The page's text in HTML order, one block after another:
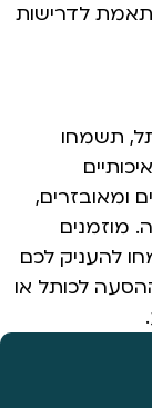
לדרישות
תשמחו
ומאובזרים,
מוזמנים
להעניק לכם
לכותל או